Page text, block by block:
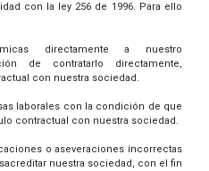
con la ley 256 de 1996. Para ello
directamente a nuestro
de contratarlo directamente,
con nuestra sociedad.
laborales con la condición de que
contractual con nuestra sociedad.
o aseveraciones incorrectas
nuestra sociedad, con el fin